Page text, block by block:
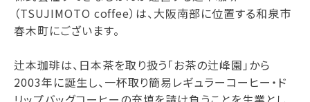
（TSUJIMOTO coffee）は、大阪南部に位置する和泉市
春木町にございます。
辻本珈琲は、日本茶を取り扱う「お茶の辻峰園」から
2003年に誕生し、一杯取り簡易レギュラーコーヒー・ド